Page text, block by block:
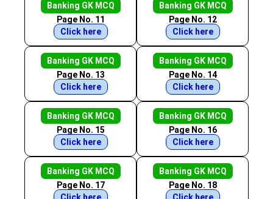
Banking GK MCQ
Page No. 11
Click here
Banking GK MCQ
Page No. 12
Click here
Banking GK MCQ
Page No. 13
Click here
Banking GK MCQ
Page No. 14
Click here
Banking GK MCQ
Page No. 15
Click here
Banking GK MCQ
Page No. 16
Click here
Banking GK MCQ
Page No. 17
Banking GK MCQ
Page No. 18